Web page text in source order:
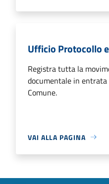
Ufficio Protocollo
Registra tutta la
documentale in
Comune.
VAI ALLA PAGINA